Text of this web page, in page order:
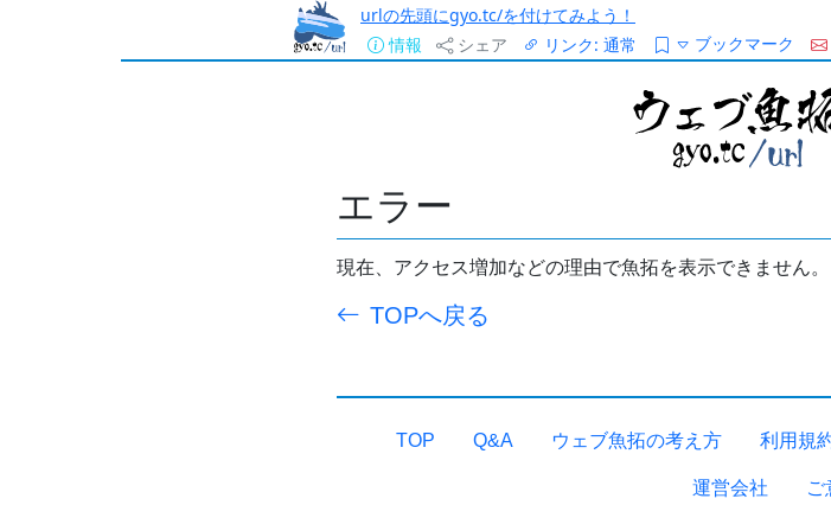
urlの先頭にgyo.tc/を付けてみよう！
情報
シェア リンク: 通常 ブックマーク